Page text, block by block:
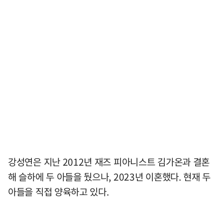
강성연은 지난 2012년 재즈 피아니스트 김가온과 결혼
해 슬하에 두 아들을 뒀으나, 2023년 이혼했다. 현재 두
아들을 직접 양육하고 있다.